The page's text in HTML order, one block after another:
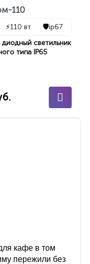
110
⚡110 вт 🛡️ip67
светильник
типа IP65
кафе в том
пережили без